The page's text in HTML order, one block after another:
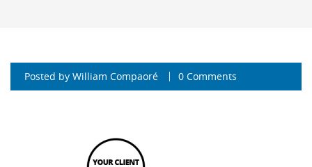
Posted by William Compaoré 0 Comments